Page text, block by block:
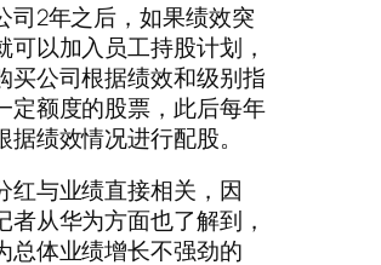
司2年之后，如果绩效突
可以加入员工持股计划，
买公司根据绩效和级别指
定额度的股票，此后每年
据绩效情况进行配股。
红与业绩直接相关，因
者从华为方面也了解到，
总体业绩增长不强劲的